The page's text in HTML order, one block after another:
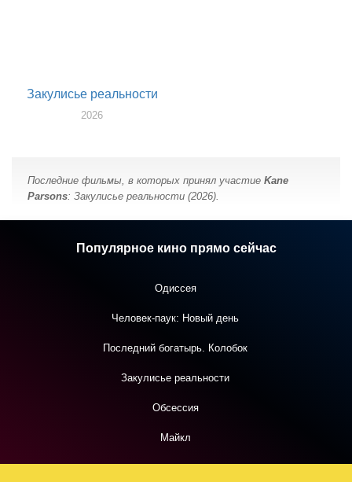
Закулисье реальности
2026
Последние фильмы, в которых принял участие Kane
Parsons: Закулисье реальности (2026).
Популярное кино прямо сейчас
Одиссея
Человек-паук: Новый день
Последний богатырь. Колобок
Закулисье реальности
Обсессия
Майкл